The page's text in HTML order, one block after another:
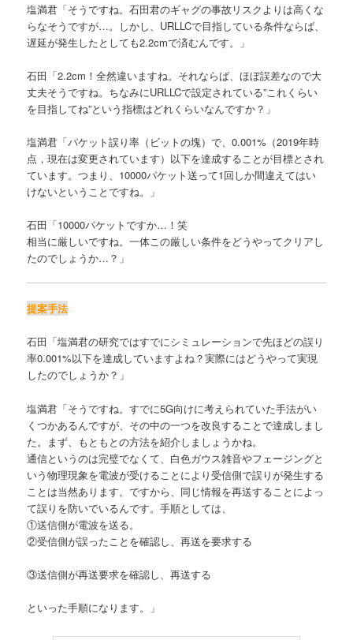
塩満君「そうですね。石田君のギャグの事故リスクよりは高くな
らなそうですが…。しかし、URLLCで目指している条件ならば、
遅延が発生したとしても2.2cmで済むんです。」
石田「2.2cm！全然違いますね。それならば、ほぼ誤差なので大
丈夫そうですね。ちなみにURLLCで設定されている”これくらい
を目指してね”という指標はどれくらいなんですか？」
塩満君「パケット誤り率（ビットの塊）で、0.001%（2019年時
点，現在は変更されています）以下を達成することが目標とされ
ています。つまり、10000パケット送って1回しか間違えてはい
けないということですね。」
石田「10000パケットですか…！笑
相当に厳しいですね。一体この厳しい条件をどうやってクリアし
たのでしょうか…？」
提案手法
石田「塩満君の研究ではすでにシミュレーションで先ほどの誤り
率0.001%以下を達成していますよね？実際にはどうやって実現
したのでしょうか？」
塩満君「そうですね。すでに5G向けに考えられていた手法がい
くつかあるんですが、その中の一つを改良することで達成しまし
た。まず、もともとの方法を紹介しましょうかね。
通信というのは完璧でなくて、白色ガウス雑音やフェージングと
いう物理現象を電波が受けることにより受信側で誤りが発生する
ことは当然あります。ですから、同じ情報を再送することによっ
て誤りを防いでいるんです。手順としては、
①送信側が電波を送る。
②受信側が誤ったことを確認し、再送を要求する
③送信側が再送要求を確認し、再送する
といった手順になります。」